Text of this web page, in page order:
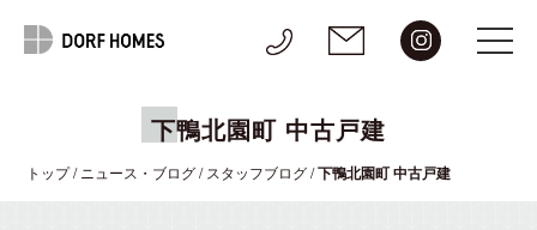
下鴨北園町 中古戸建
トップ/ ニュース・ブログ/ スタッフブログ/下鴨北園町 中古戸建